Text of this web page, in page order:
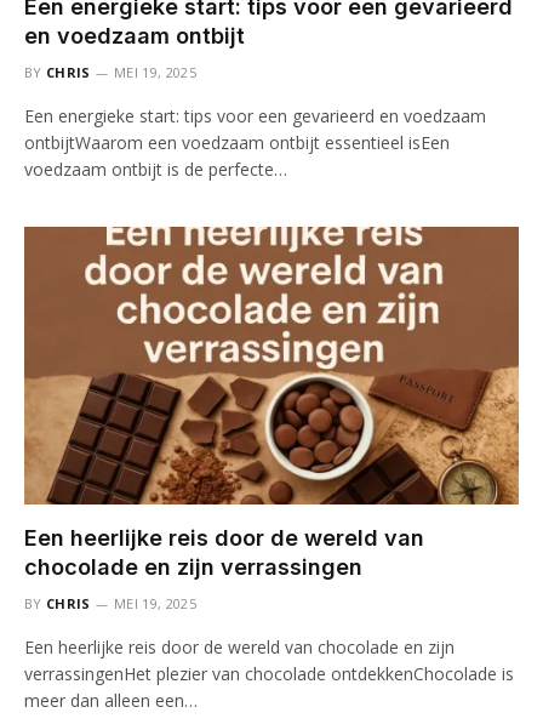
Een energieke start: tips voor een gevarieerd
en voedzaam ontbijt
BY CHRIS MEI 19, 2025
Een energieke start: tips voor een gevarieerd en voedzaam
ontbijtWaarom een voedzaam ontbijt essentieel isEen
voedzaam ontbijt is de perfecte…
Een heerlijke reis door de wereld van
chocolade en zijn verrassingen
BY CHRIS MEI 19, 2025
Een heerlijke reis door de wereld van chocolade en zijn
verrassingenHet plezier van chocolade ontdekkenChocolade is
meer dan alleen een…